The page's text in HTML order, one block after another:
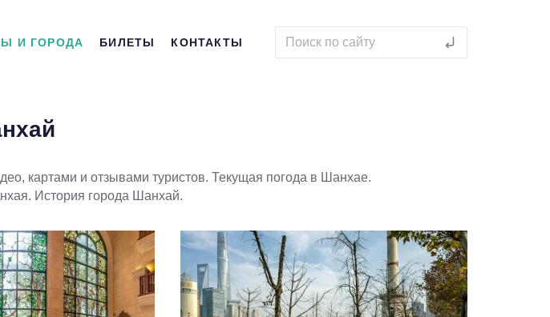
И ГОРОДА БИЛЕТЫ КОНТАКТЫ
картами и отзывами туристов. Текущая погода в Шанхае.
История города Шанхай.